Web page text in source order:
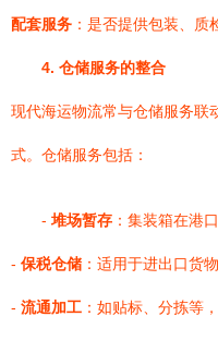
配套服务 ：是否提供包装、质
4. 仓储服务的整合
现代海运物流常与仓储服务联
式。仓储服务包括：
-堆场暂存 ：集装箱在港
- 保税仓储 ：适用于进出口货
- 流通加工 ：如贴标、分拣等